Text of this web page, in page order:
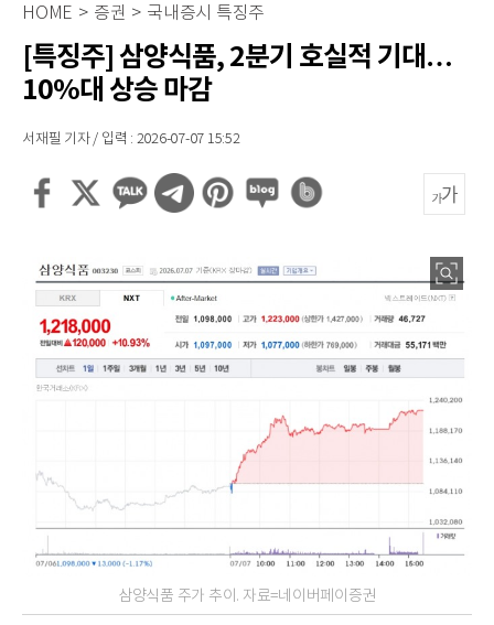
HOME > 증권 > 국내증시 특징주
[특징주] 삼양식품, 2분기 호실적 기대…
10%대 상승 마감
서재필 기자 / 입력 : 2026-07-07 15:52
삼양식품 주가 추이. 자료=네이버페이증권